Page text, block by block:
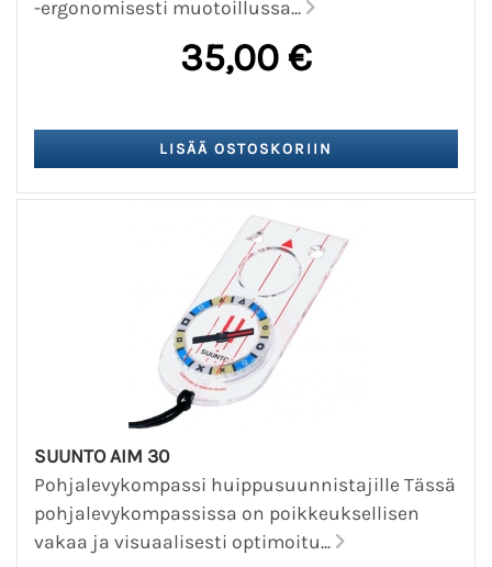
-ergonomisesti muotoillussa...
35,00 €
SUUNTO AIM 30
Pohjalevykompassi huippusuunnistajille Tässä
pohjalevykompassissa on poikkeuksellisen
vakaa ja visuaalisesti optimoitu...